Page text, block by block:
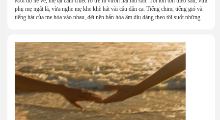
phụ mẹ ngắt lá, vừa nghe mẹ khe khẽ hát vài câu dân ca. Tiếng chim, tiếng gió và
tiếng hát của mẹ hòa vào nhau, dệt nên bản hòa âm dịu dàng theo tôi suốt những